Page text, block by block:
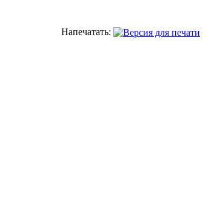
Напечатать: